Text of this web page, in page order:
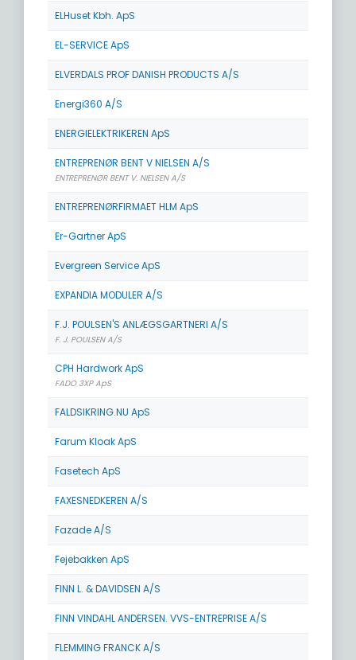
ELHuset Kbh. ApS
EL-SERVICE ApS
ELVERDALS PROF DANISH PRODUCTS A/S
Energi360 A/S
ENERGIELEKTRIKEREN ApS
ENTREPRENØR BENT V NIELSEN A/S
ENTREPRENØR BENT V. NIELSEN A/S
ENTREPRENØRFIRMAET HLM ApS
Er-Gartner ApS
Evergreen Service ApS
EXPANDIA MODULER A/S
F.J. POULSEN'S ANLÆGSGARTNERI A/S
F. J. POULSEN A/S
CPH Hardwork ApS
FADO 3XP ApS
FALDSIKRING.NU ApS
Farum Kloak ApS
Fasetech ApS
FAXESNEDKEREN A/S
Fazade A/S
Fejebakken ApS
FINN L. & DAVIDSEN A/S
FINN VINDAHL ANDERSEN. VVS-ENTREPRISE A/S
FLEMMING FRANCK A/S